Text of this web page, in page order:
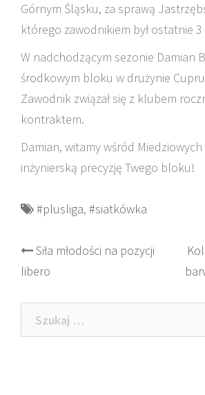
Górnym Śląsku, za sprawą
którego zawodnikiem był ostatnie
W nadchodzącym sezonie Damian
środkowym bloku w drużynie
Zawodnik związał się z klubem
kontraktem.
Damian, witamy wśród
inżynierską precyzję Twego bloku!
#plusliga, #siatkówka
Post
navigation
Siła młodości na pozycji
libero
Szukaj: